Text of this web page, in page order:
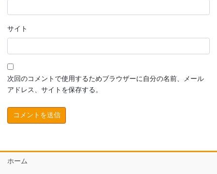
サイト
次回のコメントで使用するためブラウザーに自分の名前、メール
アドレス、サイトを保存する。
ホーム